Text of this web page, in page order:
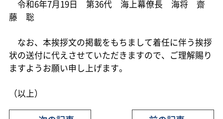
令和6年7月19日 第36代 海上幕僚長 海将 齋
藤 聡
なお、本挨拶文の掲載をもちまして着任に伴う挨拶
状の送付に代えさせていただきますので、ご理解賜り
ますようお願い申し上げます。
（以上）